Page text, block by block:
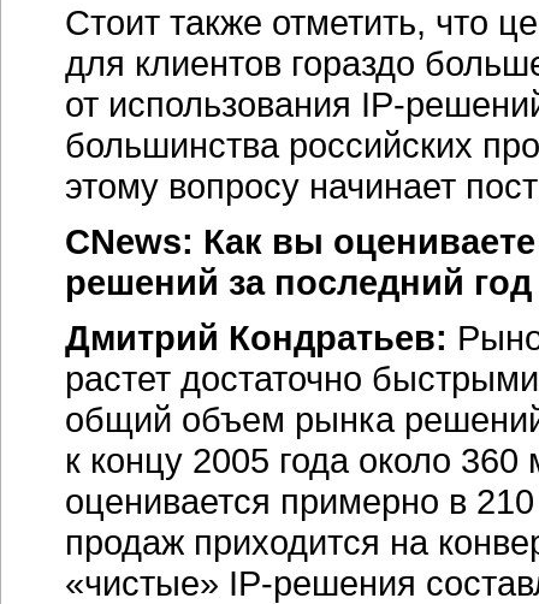
Стоит также отметить, что
для клиентов гораздо
от использования IP-
большинства российских
этому вопросу начинает
CNews: Как вы
решений за последний
Дмитрий Кондратьев:
растет достаточно
общий объем рынка
к концу 2005 года около
оценивается примерно в
продаж приходится на
«чистые» IP-решения